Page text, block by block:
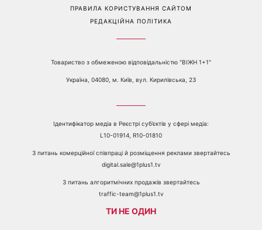
ПРАВИЛА КОРИСТУВАННЯ САЙТОМ
РЕДАКЦІЙНА ПОЛІТИКА
Товариство з обмеженою відповідальністю "ВІЖН 1+1"
Україна, 04080, м. Київ, вул. Кирилівська, 23
Ідентифікатор медіа в Реєстрі суб’єктів у сфері медіа:
L10-01914, R10-01810
З питань комерційної співпраці й розміщення реклами звертайтесь
digital.sale@1plus1.tv
З питань алгоритмічних продажів звертайтесь
traffic-team@1plus1.tv
ТИ НЕ ОДИН